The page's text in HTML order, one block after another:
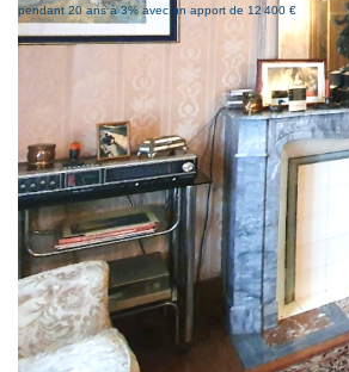
pendant 20 ans à 3% avec un apport de 12 400 €
Description
Réf : 2405
Payé entre -20% et -60% de frais par
concurrence !!!
EXCLUSIVITE AGENCE !!!!!
Hall d'entrée sur couloir, un salon-sal. à
moulures) 33m², un séjour avec
ch., une cuisine avec meubles, un w.c.